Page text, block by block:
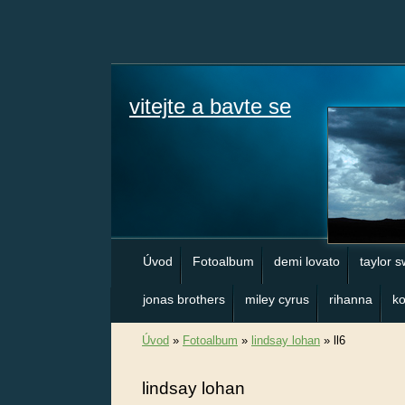
vitejte a bavte se
Úvod Fotoalbum demi lovato taylor
jonas brothers miley cyrus rihanna
Úvod » Fotoalbum » lindsay lohan » ll6
lindsay lohan